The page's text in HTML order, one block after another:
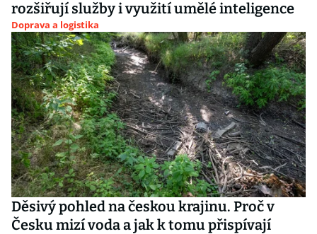
rozšiřují služby i využití umělé inteligence
Doprava a logistika
Děsivý pohled na českou krajinu. Proč v
Česku mizí voda a jak k tomu přispívají